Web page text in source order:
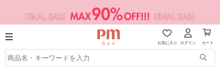
お気に入り ログイン カート